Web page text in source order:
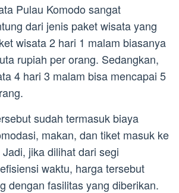
Pulau Komodo sangat
dari jenis paket wisata yang
wisata 2 hari 1 malam biasanya
rupiah per orang. Sedangkan,
4 hari 3 malam bisa mencapai 5
sudah termasuk biaya
makan, dan tiket masuk ke
jika dilihat dari segi
waktu, harga tersebut
dengan fasilitas yang diberikan.